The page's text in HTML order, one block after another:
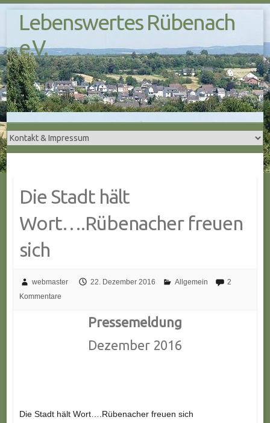
p
t
o
c
o
n
t
e
n
Lebenswertes Rübenach
e.V.
Die Stadt hält
Wort….Rübenacher freuen
sich
webmaster 22. Dezember 2016 Allgemein
2
Kommentare
Pressemeldung
Dezember 2016
Die Stadt hält Wort….Rübenacher freuen sich